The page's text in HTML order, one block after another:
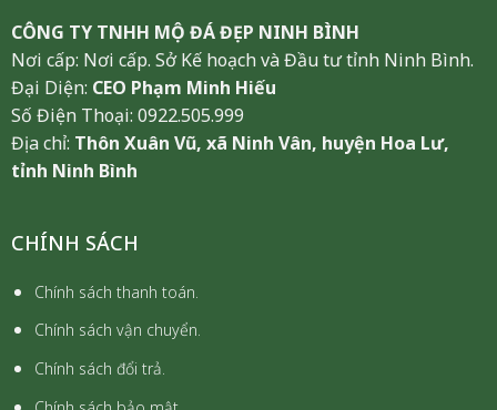
CÔNG TY TNHH MỘ ĐÁ ĐẸP NINH BÌNH
Nơi cấp: Nơi cấp. Sở Kế hoạch và Đầu tư tỉnh Ninh Bình.
Đại Diện: CEO Phạm Minh Hiếu
Số Điện Thoại: 0922.505.999
Địa chỉ: Thôn Xuân Vũ, xã Ninh Vân, huyện Hoa Lư,
tỉnh Ninh Bình
CHÍNH SÁCH
Chính sách thanh toán.
Chính sách vận chuyển.
Chính sách đổi trả.